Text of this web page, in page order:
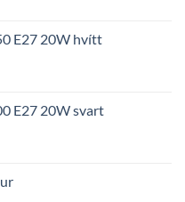
kr..
E27 20W hvítt
kr..
E27 20W svart
kr..